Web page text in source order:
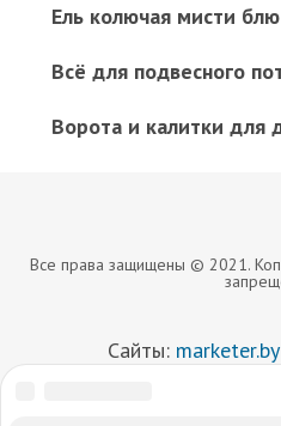
Ель колючая мисти
Всё для подвесного
Ворота и калитки для
Все права защищены © 2021.
Сайты: marketer.by